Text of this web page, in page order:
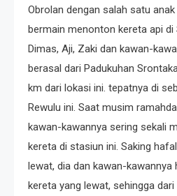
Obrolan dengan salah satu
bermain menonton kereta api di
Dimas, Aji, Zaki dan kawan-
berasal dari Padukuhan
km dari lokasi ini. tepatnya di
Rewulu ini. Saat musim
kawan-kawannya sering sekali
kereta di stasiun ini. Saking
lewat, dia dan kawan-
kereta yang lewat, sehingga